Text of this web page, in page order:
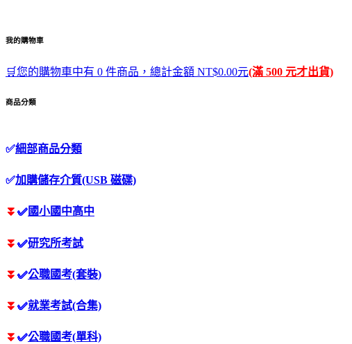
我的購物車
🛒您的購物車中有 0 件商品，總計金額 NT$0.00元(滿 500 元才出貨)
商品分類
✅細部商品分類
✅加購儲存介質(USB 磁碟)
⏬ ✅國小國中高中
⏬ ✅研究所考試
⏬ ✅公職國考(套裝)
⏬ ✅就業考試(合集)
⏬ ✅公職國考(單科)